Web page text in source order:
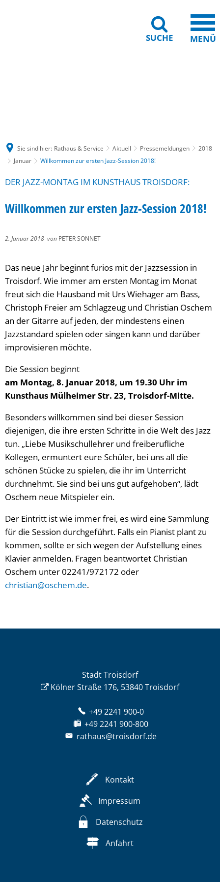
SUCHE MENÜ
Sie sind hier: Rathaus & Service Aktuell Pressemeldungen
2018
Januar
Willkommen zur ersten Jazz-Session 2018!
DER JAZZ-MONTAG IM KUNSTHAUS TROISDORF:
Willkommen zur ersten Jazz-Session 2018!
2. Januar 2018 von PETER SONNET
Das neue Jahr beginnt furios mit der Jazzsession in
Troisdorf. Wie immer am ersten Montag im Monat
freut sich die Hausband mit Urs Wiehager am Bass,
Christoph Freier am Schlagzeug und Christian Oschem
an der Gitarre auf jeden, der mindestens einen
Jazzstandard spielen oder singen kann und darüber
improvisieren möchte.
Die Session beginnt
am Montag, 8. Januar 2018, um 19.30 Uhr im
Kunsthaus Mülheimer Str. 23, Troisdorf-Mitte.
Besonders willkommen sind bei dieser Session
diejenigen, die ihre ersten Schritte in die Welt des Jazz
tun. „Liebe Musikschullehrer und freiberufliche
Kollegen, ermuntert eure Schüler, bei uns all die
schönen Stücke zu spielen, die ihr im Unterricht
durchnehmt. Sie sind bei uns gut aufgehoben“, lädt
Oschem neue Mitspieler ein.
Der Eintritt ist wie immer frei, es wird eine Sammlung
für die Session durchgeführt. Falls ein Pianist plant zu
kommen, sollte er sich wegen der Aufstellung eines
Klavier anmelden. Fragen beantwortet Christian
Oschem unter 02241/972172 oder
christian@oschem.de.
Stadt Troisdorf
Kölner Straße 176, 53840 Troisdorf
+49 2241 900-0
+49 2241 900-800
rathaus@troisdorf.de
Kontakt
Impressum
Datenschutz
Anfahrt